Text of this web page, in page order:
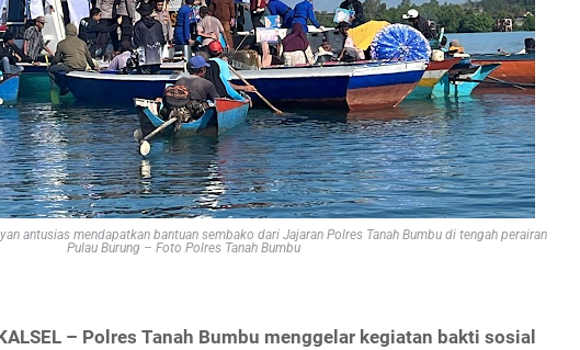
antusias mendapatkan bantuan sembako dari Jajaran Polres Tanah Bumbu di tengah perairan
Pulau Burung – Foto Polres Tanah Bumbu
– Polres Tanah Bumbu menggelar kegiatan bakti sosial